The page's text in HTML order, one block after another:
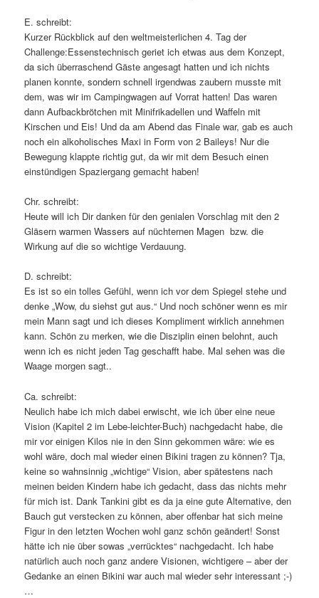
E. schreibt:
Kurzer Rückblick auf den weltmeisterlichen 4. Tag der
Challenge:Essenstechnisch geriet ich etwas aus dem Konzept,
da sich überraschend Gäste angesagt hatten und ich nichts
planen konnte, sondern schnell irgendwas zaubern musste mit
dem, was wir im Campingwagen auf Vorrat hatten! Das waren
dann Aufbackbrötchen mit Minifrikadellen und Waffeln mit
Kirschen und Eis! Und da am Abend das Finale war, gab es auch
noch ein alkoholisches Maxi in Form von 2 Baileys! Nur die
Bewegung klappte richtig gut, da wir mit dem Besuch einen
einstündigen Spaziergang gemacht haben!
Chr. schreibt:
Heute will ich Dir danken für den genialen Vorschlag mit den 2
Gläsern warmen Wassers auf nüchternen Magen bzw. die
Wirkung auf die so wichtige Verdauung.
D. schreibt:
Es ist so ein tolles Gefühl, wenn ich vor dem Spiegel stehe und
denke „Wow, du siehst gut aus.“ Und noch schöner wenn es mir
mein Mann sagt und ich dieses Kompliment wirklich annehmen
kann. Schön zu merken, wie die Disziplin einen belohnt, auch
wenn ich es nicht jeden Tag geschafft habe. Mal sehen was die
Waage morgen sagt..
Ca. schreibt:
Neulich habe ich mich dabei erwischt, wie ich über eine neue
Vision (Kapitel 2 im Lebe-leichter-Buch) nachgedacht habe, die
mir vor einigen Kilos nie in den Sinn gekommen wäre: wie es
wohl wäre, doch mal wieder einen Bikini tragen zu können? Tja,
keine so wahnsinnig „wichtige“ Vision, aber spätestens nach
meinen beiden Kindern habe ich gedacht, dass das nichts mehr
für mich ist. Dank Tankini gibt es da ja eine gute Alternative, den
Bauch gut verstecken zu können, aber offenbar hat sich meine
Figur in den letzten Wochen wohl ganz schön geändert! Sonst
hätte ich nie über sowas „verrücktes“ nachgedacht. Ich habe
natürlich auch noch ganz andere Visionen, wichtigere – aber der
Gedanke an einen Bikini war auch mal wieder sehr interessant ;-)
…